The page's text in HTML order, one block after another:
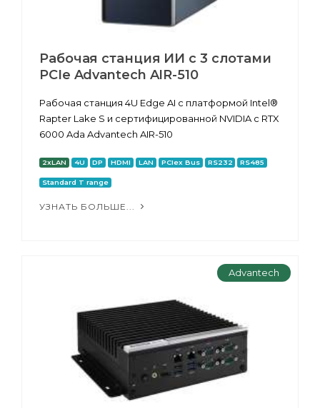
Рабочая станция ИИ с 3 слотами
PCIe Advantech AIR-510
Рабочая станция 4U Edge AI с платформой Intel®
Rapter Lake S и сертифицированной NVIDIA с RTX
6000 Ada Advantech AIR-510
2xLAN 4U DP HDMI LAN PCIex Bus RS232 RS485
Standard T range
УЗНАТЬ БОЛЬШЕ...
Advantech